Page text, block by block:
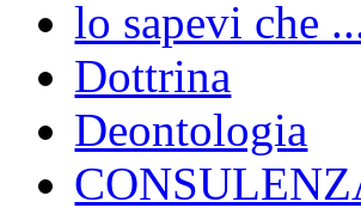
lo sapevi che
Dottrina
Deontologia